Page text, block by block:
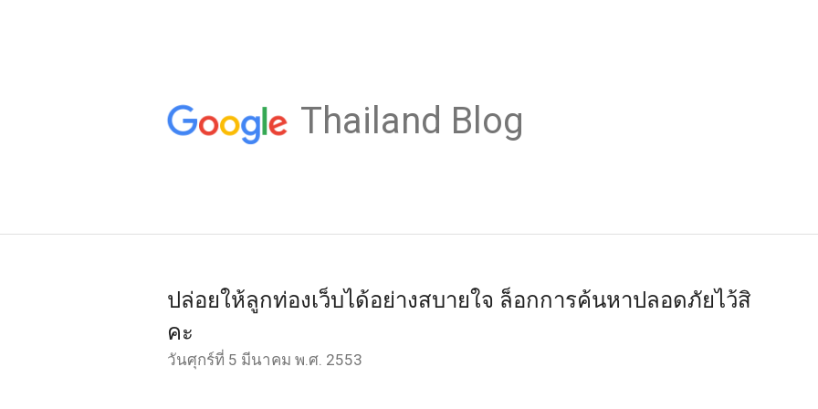
Thailand Blog
ปล่อยให้ลูกท่องเว็บได้อย่างสบายใจ ล็อกการค้นหาปลอดภัยไว้สิ
คะ
วันศุกร์ที่ 5 มีนาคม พ.ศ. 2553